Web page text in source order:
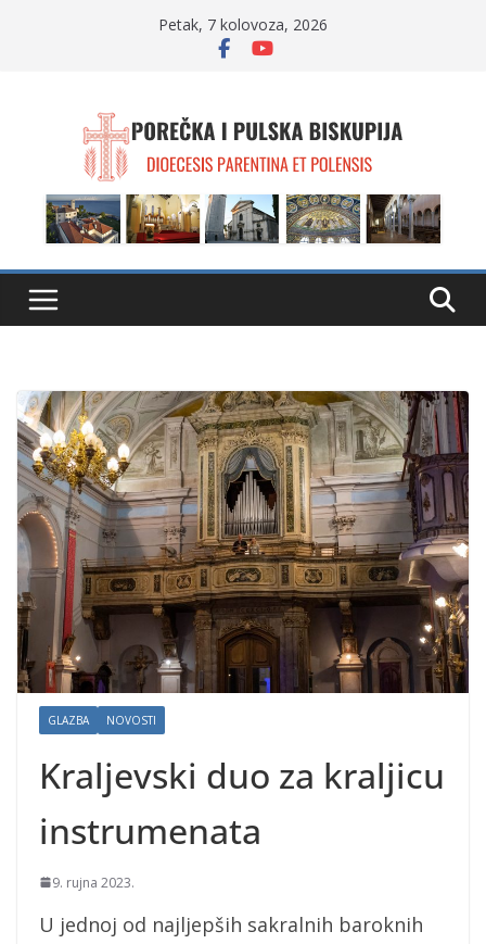
Petak, 7 kolovoza, 2026
GLAZBA NOVOSTI
Kraljevski duo za kraljicu
instrumenata
9. rujna 2023.
U jednoj od najljepših sakralnih baroknih